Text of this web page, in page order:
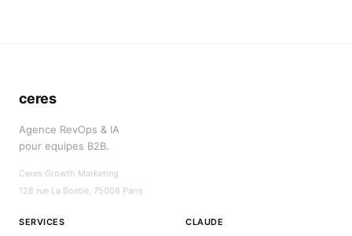
ceres
Agence RevOps & IA
pour equipes B2B.
Ceres Growth Marketing
128 rue La Boetie, 75008 Paris
SERVICES CLAUDE